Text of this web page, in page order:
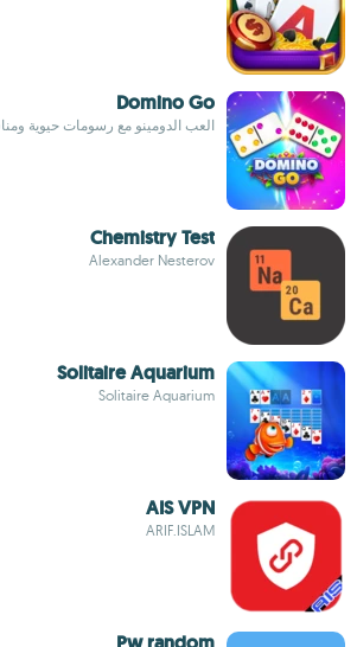
Domino Go
العب الدومينو مع رسومات حيوية
Chemistry Test
Alexander Nesterov
Solitaire Aquarium
Solitaire Aquarium
AIS VPN
ARIF.ISLAM